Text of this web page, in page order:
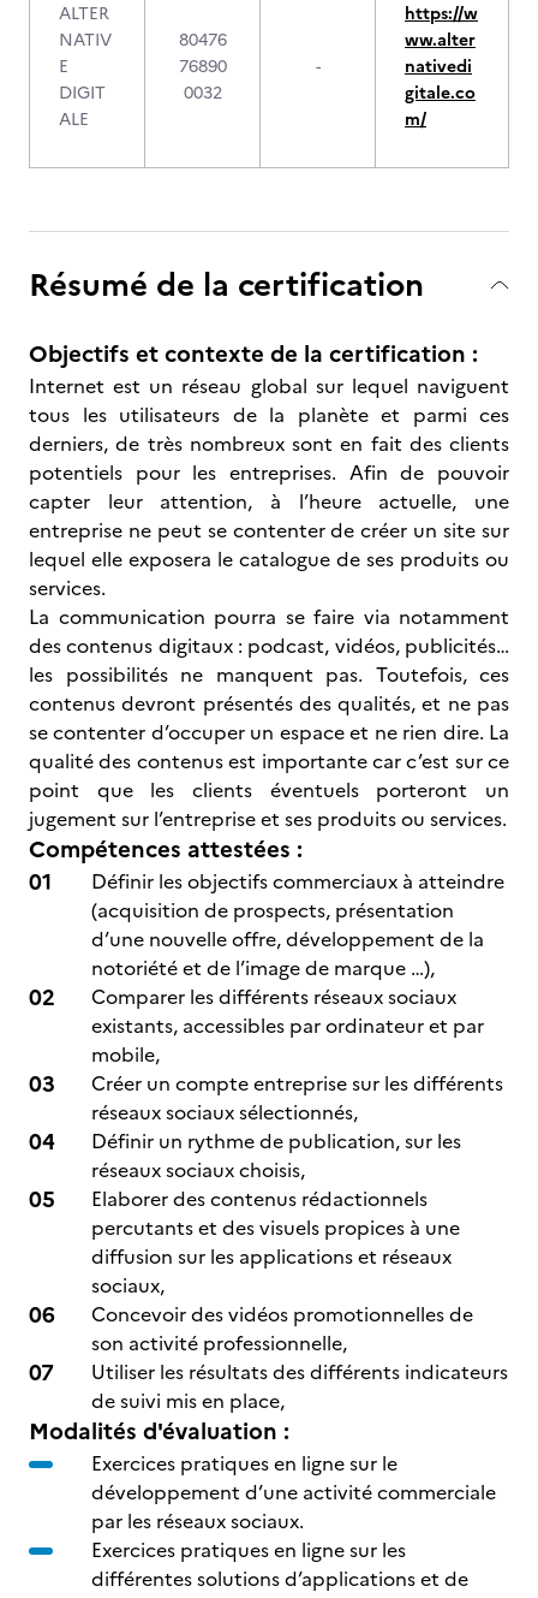
ALTER
NATIV
E
DIGIT
ALE
80476
76890
0032
-
https://w
ww.alter
nativedi
gitale.co
m/
Résumé de la certification
Objectifs et contexte de la certification :
Internet est un réseau global sur lequel naviguent
tous les utilisateurs de la planète et parmi ces
derniers, de très nombreux sont en fait des clients
potentiels pour les entreprises. Afin de pouvoir
capter leur attention, à l’heure actuelle, une
entreprise ne peut se contenter de créer un site sur
lequel elle exposera le catalogue de ses produits ou
services.
La communication pourra se faire via notamment
des contenus digitaux : podcast, vidéos, publicités…
les possibilités ne manquent pas. Toutefois, ces
contenus devront présentés des qualités, et ne pas
se contenter d’occuper un espace et ne rien dire. La
qualité des contenus est importante car c’est sur ce
point que les clients éventuels porteront un
jugement sur l’entreprise et ses produits ou services.
Compétences attestées :
Définir les objectifs commerciaux à atteindre
(acquisition de prospects, présentation
d’une nouvelle offre, développement de la
notoriété et de l’image de marque …),
Comparer les différents réseaux sociaux
existants, accessibles par ordinateur et par
mobile,
Créer un compte entreprise sur les différents
réseaux sociaux sélectionnés,
Définir un rythme de publication, sur les
réseaux sociaux choisis,
Elaborer des contenus rédactionnels
percutants et des visuels propices à une
diffusion sur les applications et réseaux
sociaux,
Concevoir des vidéos promotionnelles de
son activité professionnelle,
Utiliser les résultats des différents indicateurs
de suivi mis en place,
Modalités d'évaluation :
Exercices pratiques en ligne sur le
développement d’une activité commerciale
par les réseaux sociaux.
Exercices pratiques en ligne sur les
différentes solutions d’applications et de